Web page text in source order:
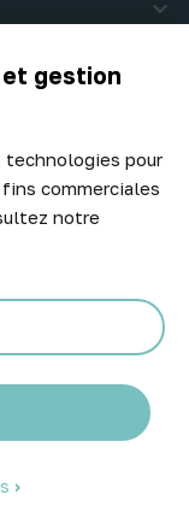
gestion
technologies pour
commerciales
notre

de nos meilleurs
réservés